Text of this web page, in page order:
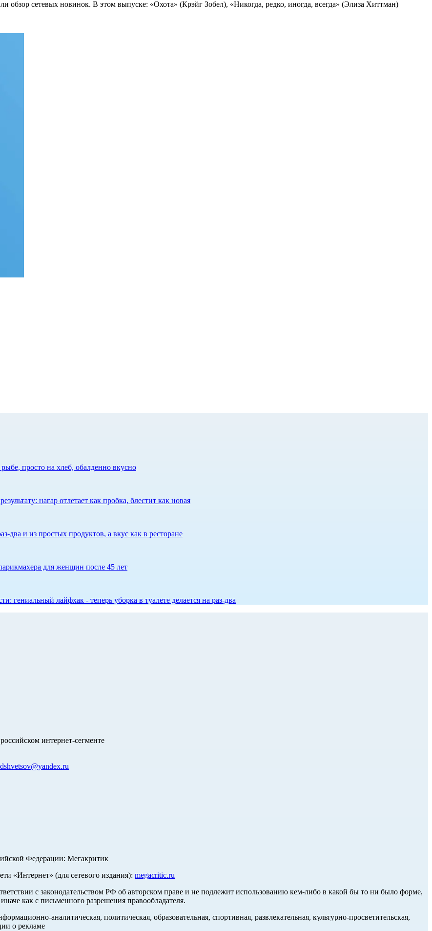
обзор сетевых новинок. В этом выпуске: «Охота» (Крэйг Зобел), «Никогда, редко, иногда, всегда» (Элиза Хиттман)
просто на хлеб, обалденно вкусно
нагар отлетает как пробка, блестит как новая
два и из простых продуктов, а вкус как в ресторане
для женщин после 45 лет
гениальный лайфхак - теперь уборка в туалете делается на раз-два
интернет-сегменте
Федерации: Мегакритик
«Интернет» (для сетевого издания): megacritic.ru
с законодательством РФ об авторском праве и не подлежит использованию кем-либо в какой бы то ни было форме,
как с письменного разрешения правообладателя.
аналитическая, политическая, образовательная, спортивная, развлекательная, культурно-просветительская,
о рекламе